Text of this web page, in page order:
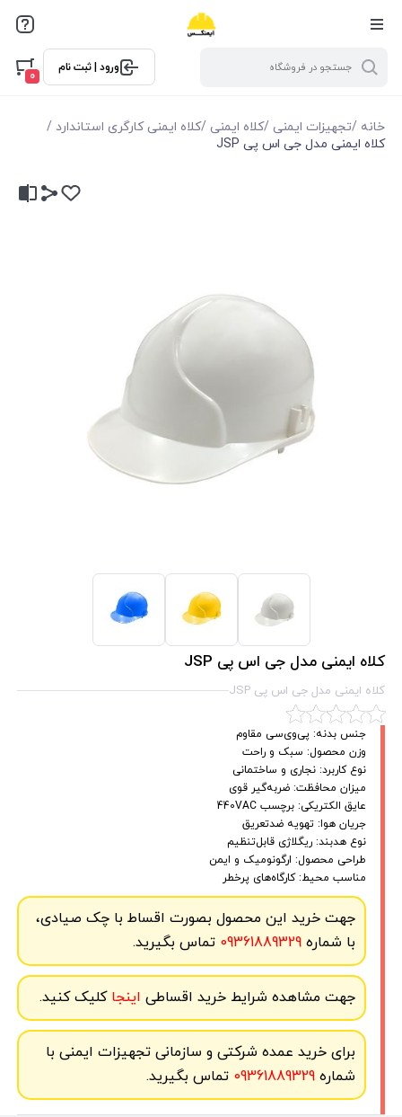
ورود | ثبت نام
0
خانه /تجهیزات ایمنی /کلاه ایمنی /کلاه ایمنی کارگری استاندارد /
کلاه ایمنی مدل جی اس پی JSP
کلاه ایمنی مدل جی اس پی JSP
کلاه ایمنی مدل جی اس پی JSP
جنس بدنه: پی‌وی‌سی مقاوم
وزن محصول: سبک و راحت
نوع کاربرد: نجاری و ساختمانی
میزان محافظت: ضربه‌گیر قوی
عایق الکتریکی: برچسب 440VAC
جریان هوا: تهویه ضدتعریق
نوع هدبند: ریگلاژی قابل‌تنظیم
طراحی محصول: ارگونومیک و ایمن
مناسب محیط: کارگاه‌های پرخطر
جهت خرید این محصول بصورت اقساط با چک صیادی،
با شماره09361889329 تماس بگیرید.
جهت مشاهده شرایط خرید اقساطی اینجاکلیک کنید.
برای خرید عمده شرکتی و سازمانی تجهیزات ایمنی با
شماره09361889329 تماس بگیرید.